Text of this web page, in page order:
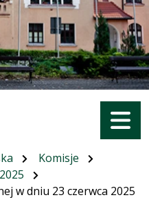
Menu
Komisje
w dniu 23 czerwca 2025